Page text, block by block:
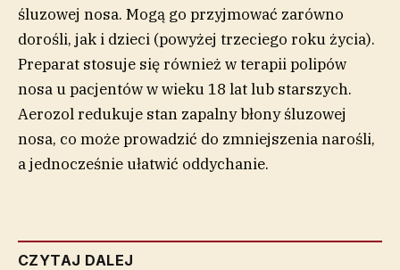
śluzowej nosa. Mogą go przyjmować zarówno
dorośli, jak i dzieci (powyżej trzeciego roku życia).
Preparat stosuje się również w terapii polipów
nosa u pacjentów w wieku 18 lat lub starszych.
Aerozol redukuje stan zapalny błony śluzowej
nosa, co może prowadzić do zmniejszenia narośli,
a jednocześnie ułatwić oddychanie.
CZYTAJ DALEJ